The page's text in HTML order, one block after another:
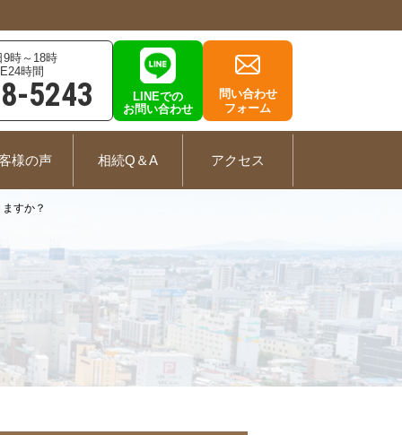
9時～18時
時間
5243
LINEでの
お問い合わせ
問い合わせ
フォーム
様の声 相続Q＆A アクセス
すか？